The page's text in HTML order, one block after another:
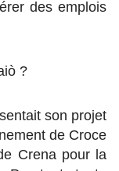
des emplois
?
son projet
de Croce
Crena pour la